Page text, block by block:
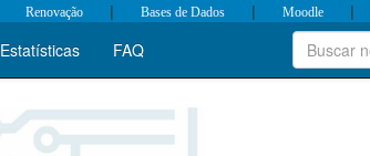
Renovação | Bases de Dados | Moodle |
Estatísticas FAQ